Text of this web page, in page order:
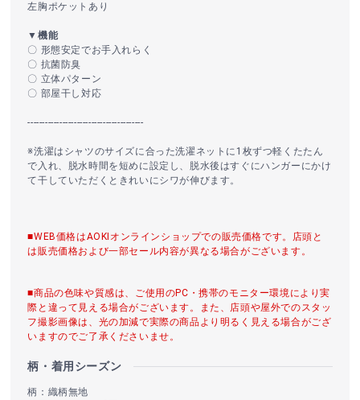
左胸ポケットあり
▼機能
〇 形態安定でお手入れらく
〇 抗菌防臭
〇 立体パターン
〇 部屋干し対応
----------------------------------------
※洗濯はシャツのサイズに合った洗濯ネットに1枚ずつ軽くたたん
で入れ、脱水時間を短めに設定し、脱水後はすぐにハンガーにかけ
て干していただくときれいにシワが伸びます。
■WEB価格はAOKIオンラインショップでの販売価格です。店頭と
は販売価格および一部セール内容が異なる場合がございます。
■商品の色味や質感は、ご使用のPC・携帯のモニター環境により実
際と違って見える場合がございます。また、店頭や屋外でのスタッ
フ撮影画像は、光の加減で実際の商品より明るく見える場合がござ
いますのでご了承くださいませ。
柄・着用シーズン
柄：織柄無地